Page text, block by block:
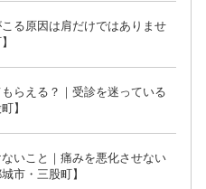
る原因は肩だけではありませ
らえる？｜受診を迷っている
】
いこと｜痛みを悪化させない
市・三股町】